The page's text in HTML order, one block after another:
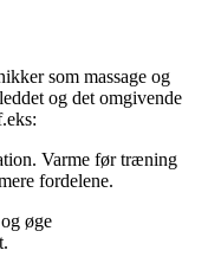
som massage og
og det omgivende
Varme før træning
fordelene.
øge